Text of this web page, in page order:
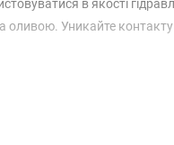
в якості
Уникайте контакту